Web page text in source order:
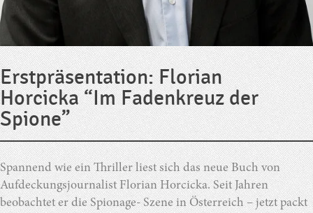
Erstpräsentation: Florian
Horcicka “Im Fadenkreuz der
Spione”
Spannend wie ein Thriller liest sich das neue Buch von
Aufdeckungsjournalist Florian Horcicka. Seit Jahren
beobachtet er die Spionage- Szene in Österreich – jetzt packt